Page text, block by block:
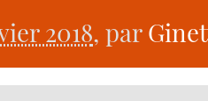
2018, par